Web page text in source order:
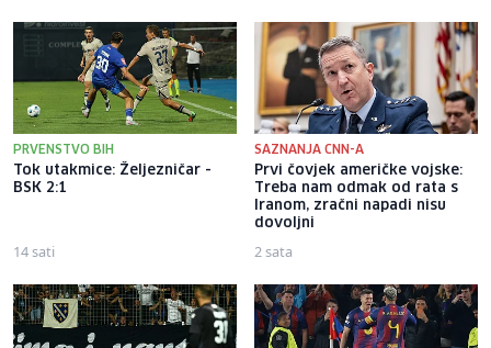
PRVENSTVO BIH
Tok utakmice: Željezničar -
BSK 2:1
14 sati
SAZNANJA CNN-A
Prvi čovjek američke vojske:
Treba nam odmak od rata s
Iranom, zračni napadi nisu
dovoljni
2 sata